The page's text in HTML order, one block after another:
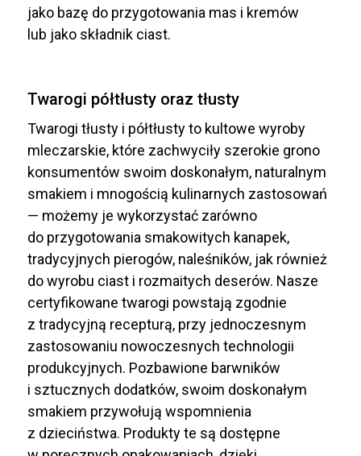
jako bazę do przygotowania mas i kremów
lub jako składnik ciast.
Twarogi półtłusty oraz tłusty
Twarogi tłusty i półtłusty to kultowe wyroby
mleczarskie, które zachwyciły szerokie grono
konsumentów swoim doskonałym, naturalnym
smakiem i mnogością kulinarnych zastosowań
— możemy je wykorzystać zarówno
do przygotowania smakowitych kanapek,
tradycyjnych pierogów, naleśników, jak również
do wyrobu ciast i rozmaitych deserów. Nasze
certyfikowane twarogi powstają zgodnie
z tradycyjną recepturą, przy jednoczesnym
zastosowaniu nowoczesnych technologii
produkcyjnych. Pozbawione barwników
i sztucznych dodatków, swoim doskonałym
smakiem przywołują wspomnienia
z dzieciństwa. Produkty te są dostępne